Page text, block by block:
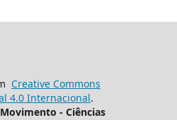
Creative Commons
4.0 Internacional.
- Ciências